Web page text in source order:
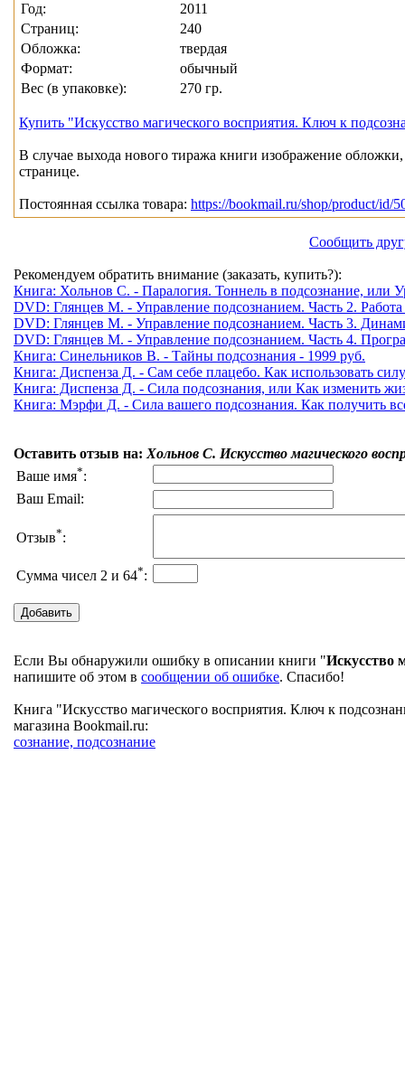
Год:
2011
Страниц:
240
Обложка:
твердая
Формат:
обычный
Вес (в упаковке):
270 гр.
Купить "Искусство магического восприятия. Ключ к
В случае выхода нового тиража книги изображение
странице.
Постоянная ссылка товара: https://bookmail.ru/shop/product/id/
Сообщить
Рекомендуем обратить внимание (заказать, купить?):
Книга: Хольнов С. - Паралогия. Тоннель в подсознание, или
DVD: Глянцев М. - Управление подсознанием. Часть 2.
DVD: Глянцев М. - Управление подсознанием. Часть 3.
DVD: Глянцев М. - Управление подсознанием. Часть 4.
Книга: Синельников В. - Тайны подсознания - 1999 руб.
Книга: Диспенза Д. - Сам себе плацебо. Как использовать
Книга: Диспенза Д. - Сила подсознания, или Как изменить
Книга: Мэрфи Д. - Сила вашего подсознания. Как получить
Оставить отзыв на:Хольнов С. Искусство магического
Ваше имя*:
Ваш Email:
Отзыв*:
Сумма чисел 2 и 64*:
Если Вы обнаружили ошибку в описании книги "Искусство
напишите об этом в сообщении об ошибке. Спасибо!
Книга "Искусство магического восприятия. Ключ к
магазина Bookmail.ru:
сознание, подсознание